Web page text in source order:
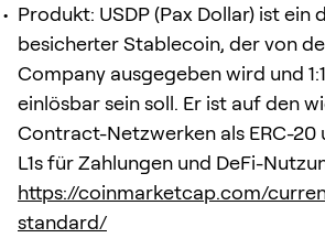
Produkt: USDP (Pax Dollar) ist ein
besicherter Stablecoin, der von
Company ausgegeben wird und
einlösbar sein soll. Er ist auf den
Contract-Netzwerken als ERC-20
L1s für Zahlungen und DeFi-
https://coinmarketcap.com/
standard/